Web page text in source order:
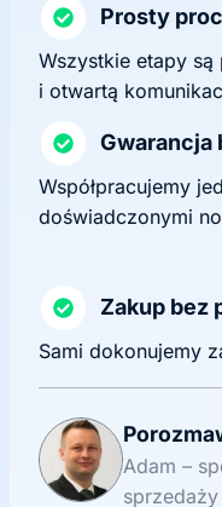
Prosty
Wszystkie etapy
i otwartą
Gwarancja
Współpracujemy
doświadczonymi
Zakup bez
Sami dokonujemy
Adam –
sprzedaży